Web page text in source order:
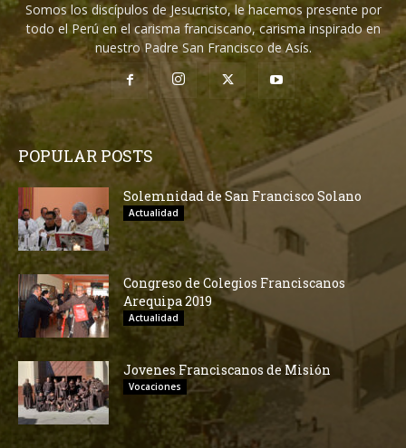
Somos los discípulos de Jesucristo, le hacemos presente por
todo el Perú en el carisma franciscano, carisma inspirado en
nuestro Padre San Francisco de Asís.
POPULAR POSTS
Solemnidad de San Francisco Solano
Actualidad
Congreso de Colegios Franciscanos
Arequipa 2019
Actualidad
Jovenes Franciscanos de Misión
Vocaciones